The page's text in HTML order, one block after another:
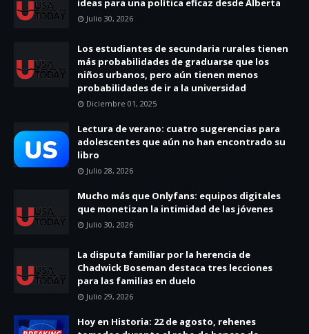
Julio 30, 2026
Los estudiantes de secundaria rurales tienen
más probabilidades de graduarse que los
niños urbanos, pero aún tienen menos
probabilidades de ir a la universidad
Diciembre 01, 2025
Lectura de verano: cuatro sugerencias para
adolescentes que aún no han encontrado su
libro
Julio 28, 2026
Mucho más que Onlyfans: equipos digitales
que monetizan la intimidad de las jóvenes
Julio 30, 2026
La disputa familiar por la herencia de
Chadwick Boseman destaca tres lecciones
para las familias en duelo
Julio 29, 2026
Hoy en Historia: 22 de agosto, rehenes